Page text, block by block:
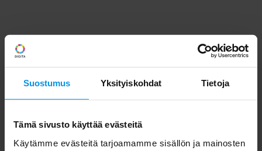
Suostumus Yksityiskohdat Tietoja
Tämä sivusto käyttää evästeitä
Käytämme evästeitä tarjoamamme sisällön ja mainosten